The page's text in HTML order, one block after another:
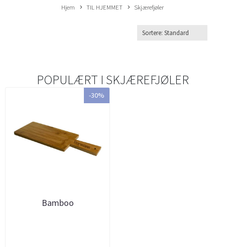
Hjem TIL HJEMMET Skjærefjøler
POPULÆRT I SKJÆREFJØLER
-30%
Bamboo